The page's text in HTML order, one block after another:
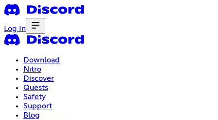
Log In
Download
Nitro
Discover
Quests
Safety
Support
Blog